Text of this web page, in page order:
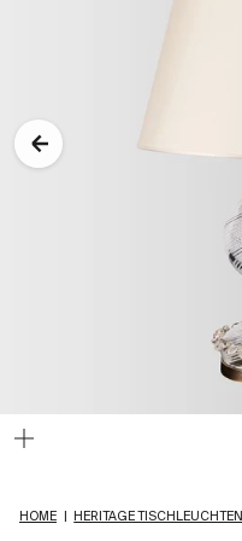
HOME HERITAGE TISCHLEUCHTEN